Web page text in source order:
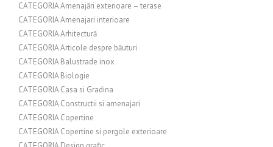
CATEGORIA Amenajări exterioare – terase
CATEGORIA Amenajari interioare
CATEGORIA Arhitectură
CATEGORIA Articole despre băuturi
CATEGORIA Balustrade inox
CATEGORIA Biologie
CATEGORIA Casa si Gradina
CATEGORIA Constructii si amenajari
CATEGORIA Copertine
CATEGORIA Copertine si pergole exterioare